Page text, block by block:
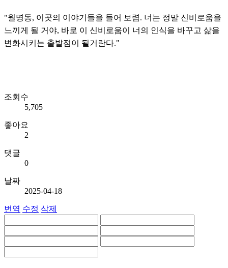
"월명동, 이곳의 이야기들을 들어 보렴. 너는 정말 신비로움을
느끼게 될 거야, 바로 이 신비로움이 너의 인식을 바꾸고 삶을
변화시키는 출발점이 될거란다."
조회수
5,705
좋아요
2
댓글
0
날짜
2025-04-18
번역 수정 삭제